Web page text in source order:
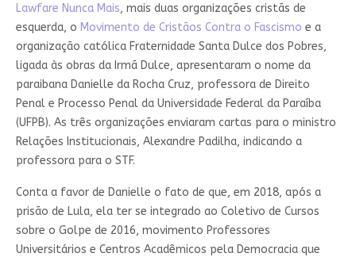
Lawfare Nunca Mais, mais duas organizações cristãs de
esquerda, o Movimento de Cristãos Contra o Fascismo e a
organização católica Fraternidade Santa Dulce dos Pobres,
ligada às obras da Irmã Dulce, apresentaram o nome da
paraibana Danielle da Rocha Cruz, professora de Direito
Penal e Processo Penal da Universidade Federal da Paraíba
(UFPB). As três organizações enviaram cartas para o ministro
Relações Institucionais, Alexandre Padilha, indicando a
professora para o STF.
Conta a favor de Danielle o fato de que, em 2018, após a
prisão de Lula, ela ter se integrado ao Coletivo de Cursos
sobre o Golpe de 2016, movimento Professores
Universitários e Centros Acadêmicos pela Democracia que